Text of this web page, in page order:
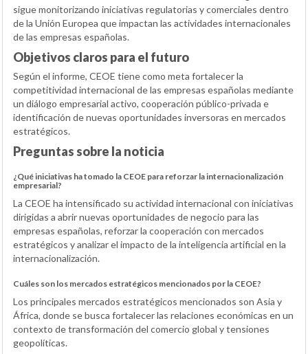
sigue monitorizando iniciativas regulatorias y comerciales dentro
de la Unión Europea que impactan las actividades internacionales
de las empresas españolas.
Objetivos claros para el futuro
Según el informe, CEOE tiene como meta fortalecer la
competitividad internacional de las empresas españolas mediante
un diálogo empresarial activo, cooperación público-privada e
identificación de nuevas oportunidades inversoras en mercados
estratégicos.
Preguntas sobre la noticia
¿Qué iniciativas ha tomado la CEOE para reforzar la internacionalización
empresarial?
La CEOE ha intensificado su actividad internacional con iniciativas
dirigidas a abrir nuevas oportunidades de negocio para las
empresas españolas, reforzar la cooperación con mercados
estratégicos y analizar el impacto de la inteligencia artificial en la
internacionalización.
Cuáles son los mercados estratégicos mencionados por la CEOE?
Los principales mercados estratégicos mencionados son Asia y
África, donde se busca fortalecer las relaciones económicas en un
contexto de transformación del comercio global y tensiones
geopolíticas.